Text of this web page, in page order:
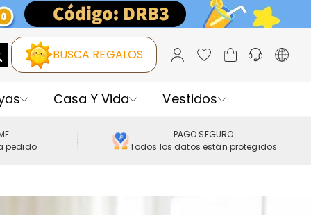
BUSCA REGALOS
Casa Y Vida Vestidos
pedido
PAGO SEGURO
Todos los datos están protegidos